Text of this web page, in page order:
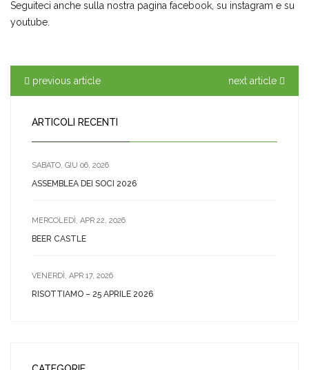
Seguiteci anche sulla nostra pagina facebook, su instagram e su
youtube.
previous article next article
ARTICOLI RECENTI
SABATO, GIU 06, 2026
ASSEMBLEA DEI SOCI 2026
MERCOLEDÌ, APR 22, 2026
BEER CASTLE
VENERDÌ, APR 17, 2026
RISOTTIAMO – 25 APRILE 2026